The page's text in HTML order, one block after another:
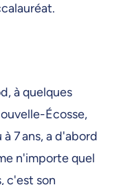
à quelques
Écosse,
7 ans, a d'abord
n'importe quel
c'est son